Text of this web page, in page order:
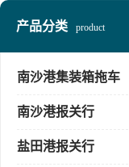
产品分类 product
南沙港集装箱拖车
南沙港报关行
盐田港报关行